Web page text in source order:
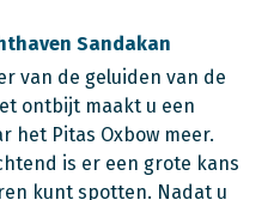
Sandakan
van de geluiden van de
ontbijt maakt u een
het Pitas Oxbow meer.
is er een grote kans
kunt spotten. Nadat u